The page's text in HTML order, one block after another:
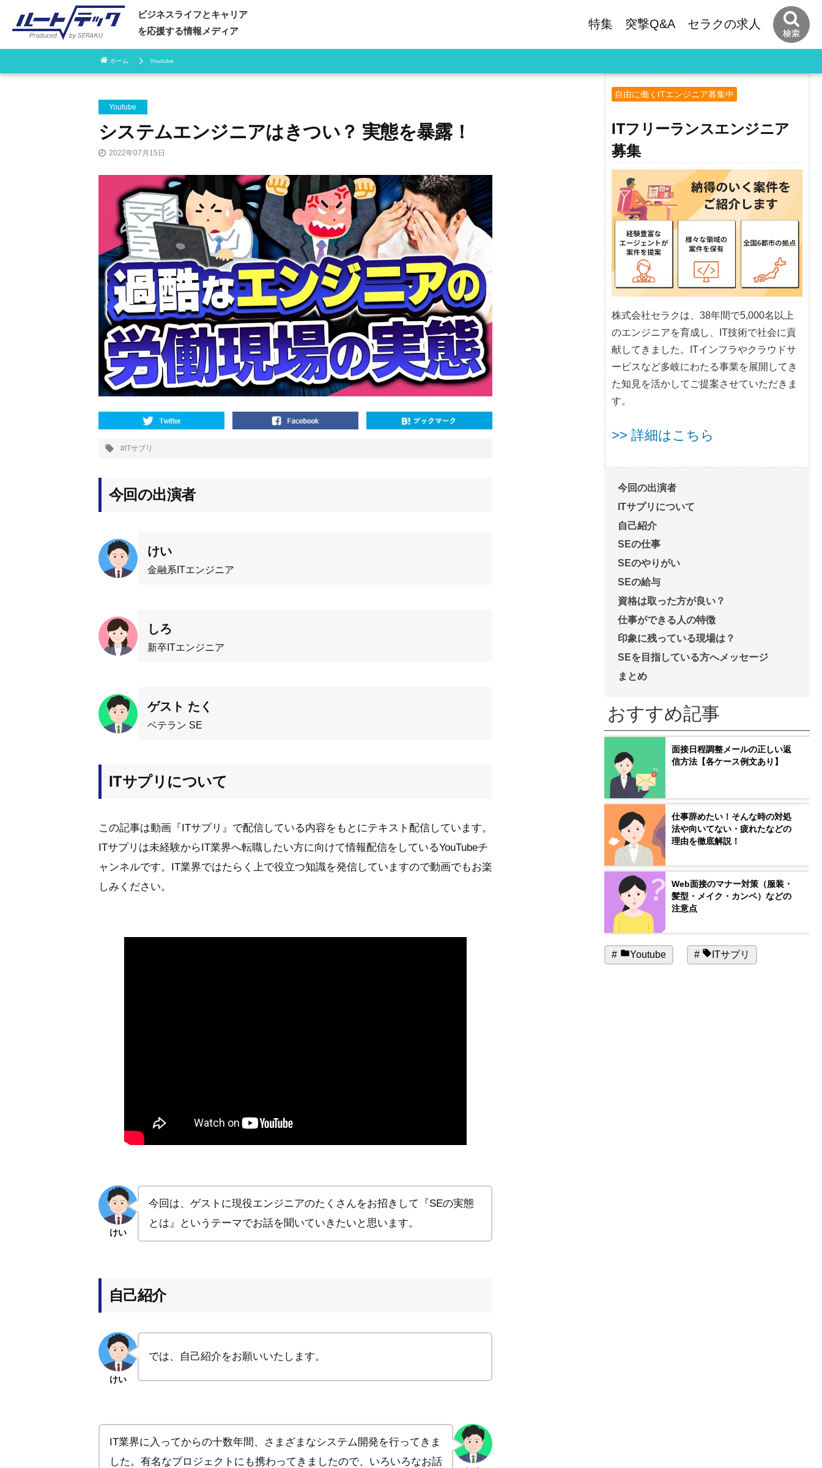
ビジネスライフとキャリア
を応援する情報メディア
特集 突撃Q&A セラクの求人
ホーム Youtube
Youtube
システムエンジニアはきつい？ 実態を暴露！
2022年07月15日
グ:
ITサプリ
今回の出演者
けい
金融系ITエンジニア
しろ
新卒ITエンジニア
ゲスト たく
ベテラン SE
ITサプリについて
この記事は動画『ITサプリ』で配信している内容をもとにテキスト配信しています。
ITサプリは未経験からIT業界へ転職したい方に向けて情報配信をしているYouTubeチ
ャンネルです。IT業界ではたらく上で役立つ知識を発信していますので動画でもお楽
しみください。
けい
今回は、ゲストに現役エンジニアのたくさんをお招きして『SEの実態
とは』というテーマでお話を聞いていきたいと思います。
自己紹介
けい
では、自己紹介をお願いいたします。
IT業界に入ってからの十数年間、さまざまなシステム開発を行ってきま
した。有名なプロジェクトにも携わってきましたので、いろいろなお話
自由に働くITエンジニア募集中
ITフリーランスエンジニア
募集
株式会社セラクは、38年間で5,000名以上
のエンジニアを育成し、IT技術で社会に貢
献してきました。ITインフラやクラウドサ
ービスなど多岐にわたる事業を展開してき
た知見を活かしてご提案させていただきま
す。
>> 詳細はこちら
今回の出演者
ITサプリについて
自己紹介
SEの仕事
SEのやりがい
SEの給与
資格は取った方が良い？
仕事ができる人の特徴
印象に残っている現場は？
SEを目指している方へメッセージ
まとめ
おすすめ記事
面接日程調整メールの正しい返
信方法【各ケース例文あり】
仕事辞めたい！そんな時の対処
法や向いてない・疲れたなどの
理由を徹底解説！
Web面接のマナー対策（服装・
髪型・メイク・カンペ）などの
注意点
カ
Youtube
タ
ITサプリ